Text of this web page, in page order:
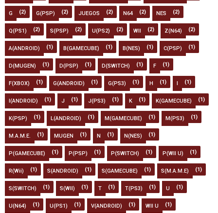
G (2) G(PSP) (2) JUEGOS (2) N64 (2) NES (2)
Q(PS1) (2) S(PSP) (2) U(PS2) (2) WII (2) Z(N64) (2)
A(ANDROID) (1) B(GAMECUBE) (1) B(NES) (1) C(PSP) (1)
D(MUGEN) (1) D(PSP) (1) D(SWITCH) (1) F (1)
F(XBOX) (1) G(ANDROID) (1) G(PS3) (1) H (1) (1)
I(ANDROID) (1) J (1) J(PS3) (1) K (1) K(GAMECUBE) (1)
K(PSP) (1) L(ANDROID) (1) M(GAMECUBE) (1) M(PS3) (1)
M.A.M.E. (1) MUGEN (1) N (1) N(NES) (1)
P(GAMECUBE) (1) P(PSP) (1) P(SWITCH) (1) P(WII U) (1)
R(Wii) (1) S(ANDROID) (1) S(GAMECUBE) (1) S(M.A.M.E) (1)
S(SWITCH) (1) S(WII) (1) T (1) T(PS3) (1) U (1)
U(N64) (1) U(PS1) (1) V(ANDROID) (1) WII U (1)